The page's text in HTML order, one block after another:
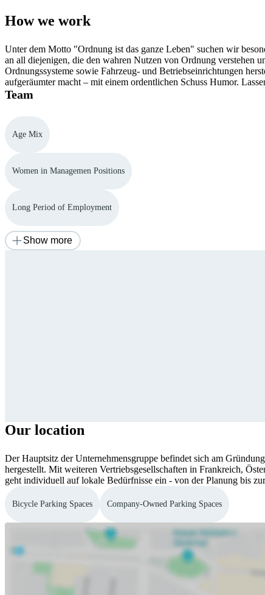
How we work
Unter dem Motto "Ordnung ist das ganze Leben" suchen wir
an all diejenigen, die den wahren Nutzen von Ordnung verstehen
Ordnungssysteme sowie Fahrzeug- und Betriebseinrichtungen
aufgeräumter macht – mit einem ordentlichen Schuss Humor.
Team
Age Mix
Women in Managemen Positions
Long Period of Employment
Show more
Our location
Der Hauptsitz der Unternehmensgruppe befindet sich am
hergestellt. Mit weiteren Vertriebsgesellschaften in Frankreich,
geht individuell auf lokale Bedürfnisse ein - von der Planung bis
Bicycle Parking Spaces Company-Owned Parking Spaces